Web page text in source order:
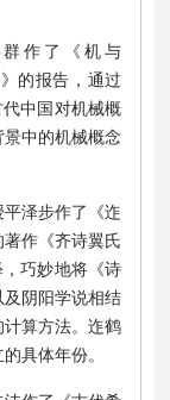
作了《机与
的报告，通过
中国对机械概
中的机械概念
泽步作了《迮
作《齐诗翼氏
巧妙地将《诗
阴阳学说相结
算方法。迮鹤
具体年份。